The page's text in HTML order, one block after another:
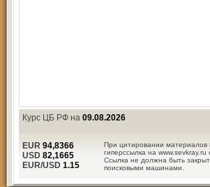
Курс ЦБ РФ на 09.08.2026
При цитировании материалов
гиперссылка на www.sevkray.ru
Ссылка не должна быть
поисковыми машинами.
EUR 94,8366
USD 82,1665
EUR/USD 1.15